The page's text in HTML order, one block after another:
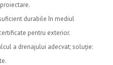
durabile în mediul
pentru exterior.
a drenajului adecvat; soluție: